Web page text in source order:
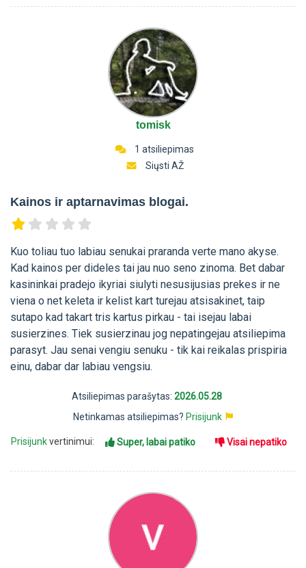
tomisk
1 atsiliepimas
Siųsti AŽ
Kainos ir aptarnavimas blogai.
Kuo toliau tuo labiau senukai praranda verte mano akyse.
Kad kainos per dideles tai jau nuo seno zinoma. Bet dabar
kasininkai pradejo ikyriai siulyti nesusijusias prekes ir ne
viena o net keleta ir kelist kart turejau atsisakinet, taip
sutapo kad takart tris kartus pirkau - tai isejau labai
susierzines. Tiek susierzinau jog nepatingejau atsiliepima
parasyt. Jau senai vengiu senuku - tik kai reikalas prispiria
einu, dabar dar labiau vengsiu.
Atsiliepimas parašytas: 2026.05.28
Netinkamas atsiliepimas? Prisijunk
Prisijunkvertinimui: Super, labai patiko Visai nepatiko